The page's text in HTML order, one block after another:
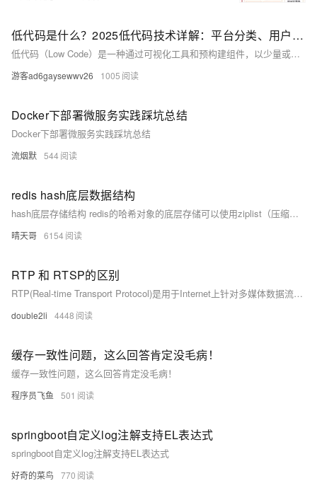
低代码是什么？2025低代码技术详解：平台分类、用户群体与发展趋势分析
低代码（Low Code）是一种通过可视化工具和预构建组件，以少量或无代码快速开发应用的技术。2014年Forrester定义其为“用最少手工编码快速开发并部署应用的技术”，随后Gartner推广aPaaS/iPaaS概念推动其发展。
游客ad6gaysewwv26 1005
Docker下部署微服务实践踩坑总结
Docker下部署微服务实践踩坑总结
流烟默 544
redis hash底层数据结构
hash底层存储结构 redis的哈希对象的底层存储可以使用ziplist（压缩列表）和hashtable。当hash对象可以同时满足一下两个条件时，哈希对象使用ziplist编码。
晴天哥 6154
RTP 和 RTSP的区别
RTP(Real-time Transport Protocol)是用于Internet上针对多媒体数据流的一种传输协议。RTP被定义为在一对一或一对多的传输情况下工作。其目的是提供时间信息和实现流同步。
double2li 4448
缓存一致性问题，这么回答肯定没毛病！
缓存一致性问题，这么回答肯定没毛病！
程序员飞鱼 501
springboot自定义log注解支持EL表达式
springboot自定义log注解支持EL表达式
好奇的菜鸟 770